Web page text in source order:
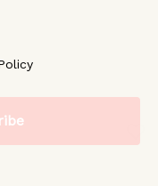
[Privacy Policy]